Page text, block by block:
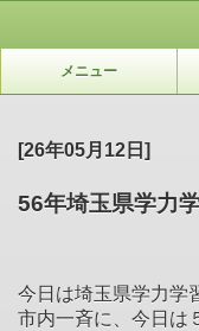
メニュー
[26年05月12日]
56年埼玉県学力
今日は埼玉県学力学
市内一斉に、今日は